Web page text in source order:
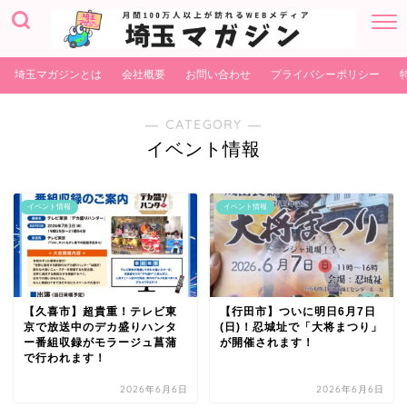
埼玉マガジンとは 会社概要 お問い合わせ プライバシーポリシー
― CATEGORY ―
イベント情報
イベント情報
【久喜市】超貴重！テレビ東
京で放送中のデカ盛りハンタ
ー番組収録がモラージュ菖蒲
で行われます！
2026年6月6日
イベント情報
【行田市】ついに明日6月7日
(日)！忍城址で「大将まつり」
が開催されます！
2026年6月6日